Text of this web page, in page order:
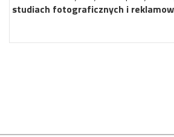
studiach fotograficznych i